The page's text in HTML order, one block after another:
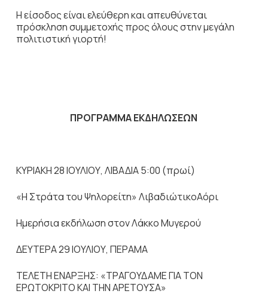
Η είσοδος είναι ελεύθερη και απευθύνεται
πρόσκληση συμμετοχής προς όλους στην μεγάλη
πολιτιστική γιορτή!
ΠΡΟΓΡΑΜΜΑ ΕΚΔΗΛΩΣΕΩΝ
ΚΥΡΙΑΚΗ 28 ΙΟΥΛΙΟΥ, ΛΙΒΑΔΙΑ 5:00 (πρωί)
«Η Στράτα του Ψηλορείτη» ΛιβαδιώτικοΑόρι
Ημερήσια εκδήλωση στον Λάκκο Μυγερού
ΔΕΥΤΕΡΑ 29 ΙΟΥΛΙΟΥ, ΠΕΡΑΜΑ
ΤΕΛΕΤΗ ΕΝΑΡΞΗΣ: «ΤΡΑΓΟΥΔΑΜΕ ΓΙΑ ΤΟΝ
ΕΡΩΤΟΚΡΙΤΟ ΚΑΙ ΤΗΝ ΑΡΕΤΟΥΣΑ»